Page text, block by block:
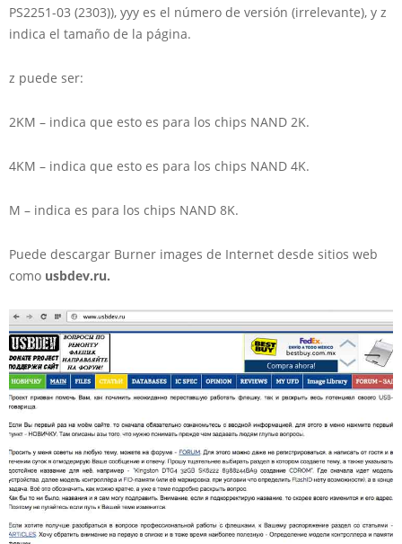
PS2251-03 (2303)), yyy es el número de versión (irrelevante), y z
indica el tamaño de la página.
z puede ser:
2KM – indica que esto es para los chips NAND 2K.
4KM – indica que esto es para los chips NAND 4K.
M – indica es para los chips NAND 8K.
Puede descargar Burner images de Internet desde sitios web
como usbdev.ru.